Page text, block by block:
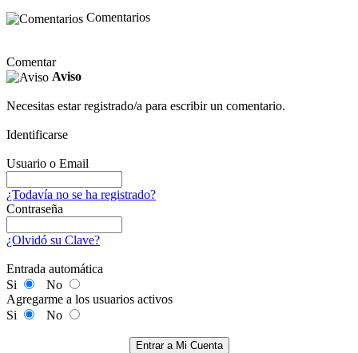
Comentarios
Comentar
Aviso
Necesitas estar registrado/a para escribir un comentario.
Identificarse
Usuario o Email
¿Todavía no se ha registrado?
Contraseña
¿Olvidó su Clave?
Entrada automática
Si
No
Agregarme a los usuarios activos
Si
No
Entrar a Mi Cuenta